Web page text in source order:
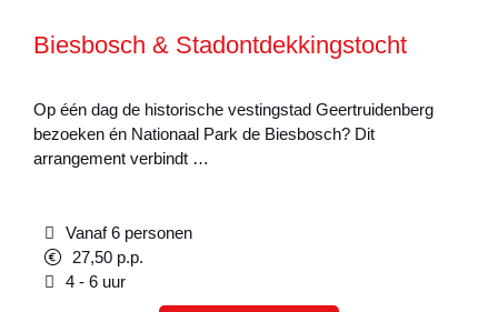
Biesbosch & Stadontdekkingstocht
Op één dag de historische vestingstad Geertruidenberg
bezoeken én Nationaal Park de Biesbosch? Dit
arrangement verbindt …
Vanaf 6 personen
27,50 p.p.
4 - 6 uur